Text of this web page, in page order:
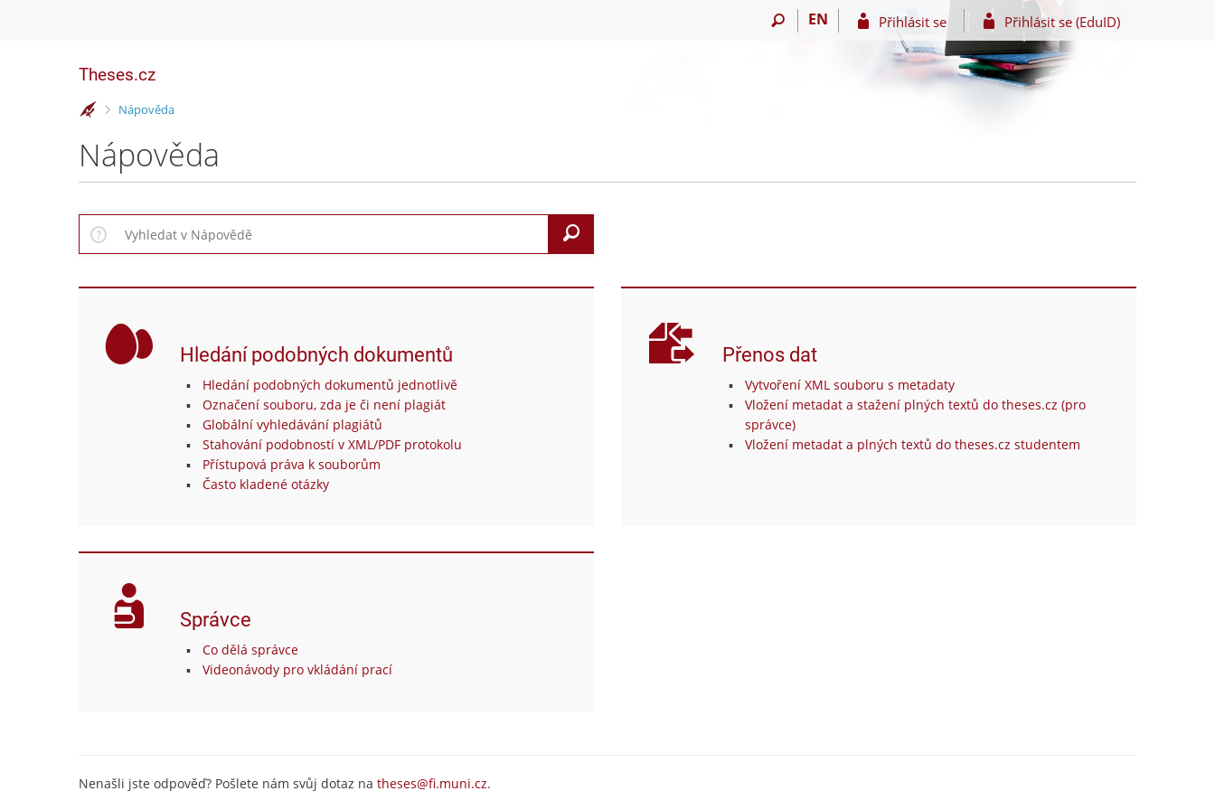
EN Přihlásit se Přihlásit se (EduID)
Theses.cz
>Nápověda
Nápověda
Hledání podobných dokumentů
Hledání podobných dokumentů jednotlivě
Označení souboru, zda je či není plagiát
Globální vyhledávání plagiátů
Stahování podobností v XML/PDF protokolu
Přístupová práva k souborům
Často kladené otázky
Přenos dat
Vytvoření XML souboru s metadaty
Vložení metadat a stažení plných textů do theses.cz (pro
správce)
Vložení metadat a plných textů do theses.cz studentem
Správce
Co dělá správce
Videonávody pro vkládání prací
Nenašli jste odpověď? Pošlete nám svůj dotaz na theses@fi.muni.cz.